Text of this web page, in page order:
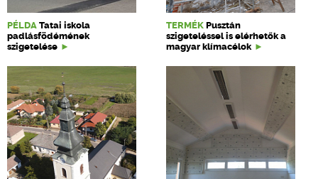
PÉLDA Tatai iskola
padlásfödémének
szigetelése
TERMÉK Pusztán
szigeteléssel is elérhetők a
magyar klímacélok